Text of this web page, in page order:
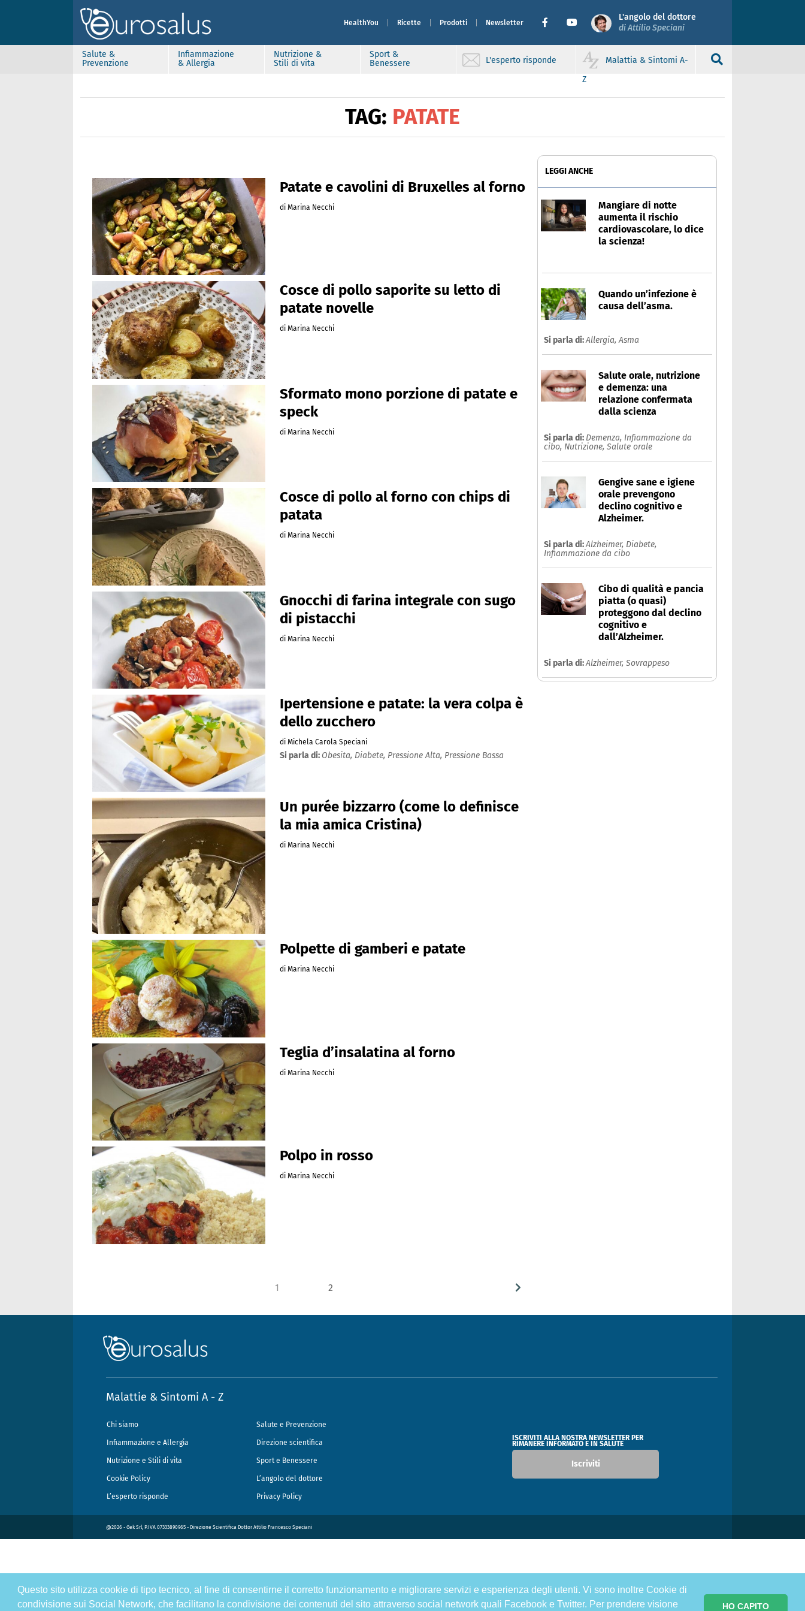
Questo sito utilizza cookie di tipo tecnico, al fine di consentirne il corretto funzionamento e migliorare servizi e esperienza degli utenti. Vi sono inoltre Cookie di
condivisione sui Social Network, che facilitano la condivisione dei contenuti del sito attraverso social network quali Facebook e Twitter. Per prendere visione
HO CAPITO
HealthYou Ricette Prodotti Newsletter
L'angolo del dottore
di Attilio Speciani
Salute &
Prevenzione
Infiammazione
& Allergia
Nutrizione &
Stili di vita
Sport &
Benessere
L'esperto risponde
Malattia & Sintomi A-
Z
TAG: PATATE
Patate e cavolini di Bruxelles al forno
di Marina Necchi
Cosce di pollo saporite su letto di
patate novelle
di Marina Necchi
Sformato mono porzione di patate e
speck
di Marina Necchi
Cosce di pollo al forno con chips di
patata
di Marina Necchi
Gnocchi di farina integrale con sugo
di pistacchi
di Marina Necchi
Ipertensione e patate: la vera colpa è
dello zucchero
di Michela Carola Speciani
Si parla di: Obesita, Diabete, Pressione Alta, Pressione Bassa
Un purée bizzarro (come lo definisce
la mia amica Cristina)
di Marina Necchi
Polpette di gamberi e patate
di Marina Necchi
Teglia d’insalatina al forno
di Marina Necchi
Polpo in rosso
di Marina Necchi
1 2
LEGGI ANCHE
Mangiare di notte
aumenta il rischio
cardiovascolare, lo dice
la scienza!
Quando un’infezione è
causa dell’asma.
Si parla di:Allergia,Asma
Salute orale, nutrizione
e demenza: una
relazione confermata
dalla scienza
Si parla di: Demenza, Infiammazione da
cibo, Nutrizione, Salute orale
Gengive sane e igiene
orale prevengono
declino cognitivo e
Alzheimer.
Si parla di:Alzheimer, Diabete,
Infiammazione da cibo
Cibo di qualità e pancia
piatta (o quasi)
proteggono dal declino
cognitivo e
dall’Alzheimer.
Si parla di:Alzheimer, Sovrappeso
Malattie & Sintomi A - Z
Chi siamo Salute e Prevenzione
Infiammazione e Allergia Direzione scientifica
Nutrizione e Stili di vita Sport e Benessere
Cookie Policy L’angolo del dottore
L’esperto risponde Privacy Policy
ISCRIVITI ALLA NOSTRA NEWSLETTER PER
RIMANERE INFORMATO E IN SALUTE
Iscriviti
@2026 - Gek Srl, P.IVA 07333890965 - Direzione Scientifica Dottor Attilio Francesco Speciani